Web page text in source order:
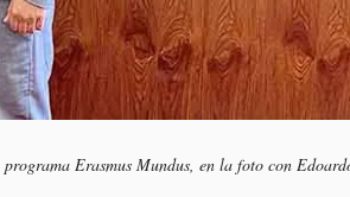
Erasmus Mundus, en la foto con